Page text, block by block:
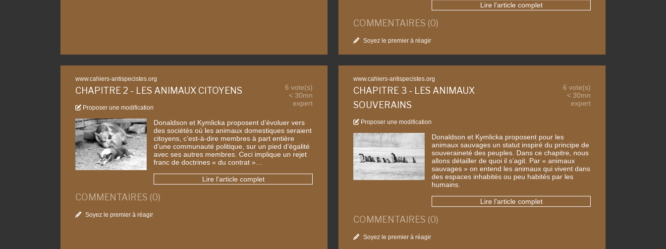
Lire l'article complet
COMMENTAIRES (0)
Soyez le premier à réagir
www.cahiers-antispecistes.org
CHAPITRE 2 - LES ANIMAUX CITOYENS
Proposer une modification
6 vote(s)
< 30mn
expert
Donaldson et Kymlicka proposent d’évoluer vers
des sociétés où les animaux domestiques seraient
citoyens, c’est-à-dire membres à part entière
d’une communauté politique, sur un pied d’égalité
avec ses autres membres. Ceci implique un rejet
franc de doctrines « du contrat »…
Lire l'article complet
COMMENTAIRES (0)
Soyez le premier à réagir
www.cahiers-antispecistes.org
CHAPITRE 3 - LES ANIMAUX
SOUVERAINS
Proposer une modification
6 vote(s)
< 30mn
expert
Donaldson et Kymlicka proposent pour les
animaux sauvages un statut inspiré du principe de
souveraineté des peuples. Dans ce chapitre, nous
allons détailler de quoi il s’agit. Par « animaux
sauvages » on entend les animaux qui vivent dans
des espaces inhabités ou peu habités par les
humains.
Lire l'article complet
COMMENTAIRES (0)
Soyez le premier à réagir